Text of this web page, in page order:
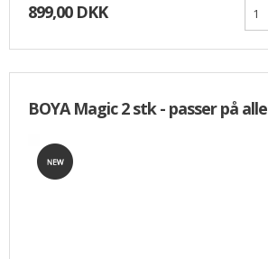
899,00 DKK
BOYA Magic 2 stk - passer på alle